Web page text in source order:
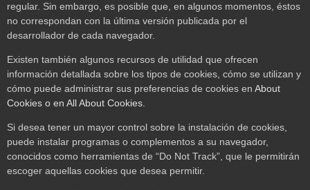
regular. Sin embargo, es posible que, en algunos momentos, éstos
no correspondan con la última versión publicada por el
desarrollador de cada navegador.
Existen también algunos recursos de utilidad que ofrecen
información detallada sobre los tipos de cookies, cómo se utilizan y
cómo puede administrar sus preferencias de cookies en About
Cookies o en All About Cookies.
Si desea tener un mayor control sobre la instalación de cookies,
puede instalar programas o complementos a su navegador,
conocidos como herramientas de “Do Not Track”, que le permitirán
escoger aquellas cookies que desea permitir.